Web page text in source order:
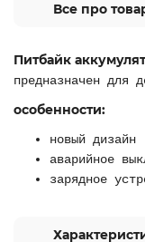
Все про
Питбайк
предназначен для
особенности:
новый дизайн
аварийное
зарядное